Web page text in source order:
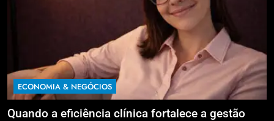
ECONOMIA & NEGÓCIOS
Quando a eficiência clínica fortalece a gestão